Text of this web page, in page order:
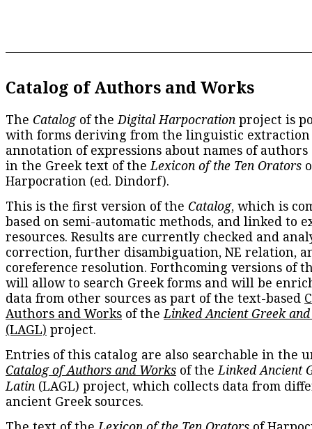
Catalog of Authors and Works
The Catalogof theDigital Harpocration project is
with forms deriving from the linguistic extraction
annotation of expressions about names of
in the Greek text of theLexicon of the Ten Orators
Harpocration (ed. Dindorf).
This is the first version of the Catalog, which is
based on semi-automatic methods, and linked to
resources. Results are currently checked and
correction, further disambiguation, NE relation,
coreference resolution. Forthcoming versions of
will allow to search Greek forms and will be
data from other sources as part of the text-based
Authors and Works of theLinked Ancient Greek
(LAGL) project.
Entries of this catalog are also searchable in the
Catalog of Authors and Works of theLinked Ancient
Latin (LAGL) project, which collects data from
ancient Greek sources.